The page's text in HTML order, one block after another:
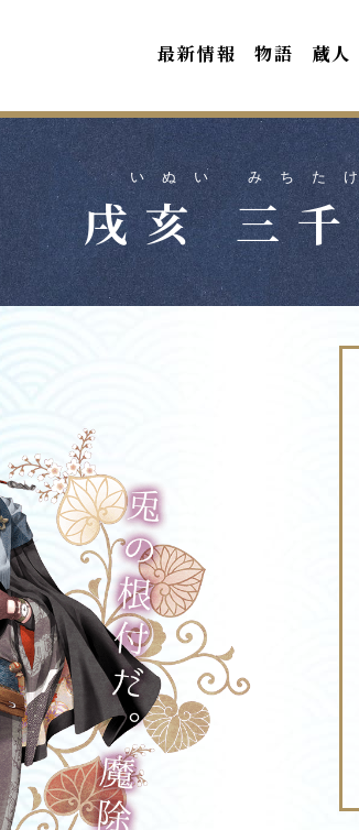
最新情報 物語 蔵人
いぬい みちた
戌亥 三